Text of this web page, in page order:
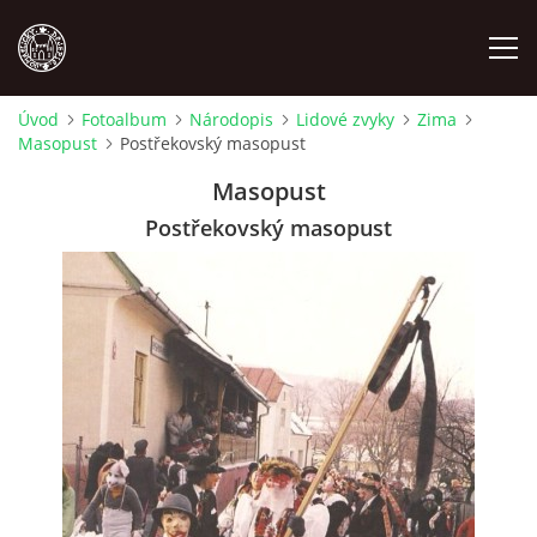
MÍSTOPIS
OSOBNOSTI
ODKAZY
O NÁS
Úvod Fotoalbum Národopis Lidové zvyky
Zima
Masopust
Postřekovský masopust
Masopust
Postřekovský masopust